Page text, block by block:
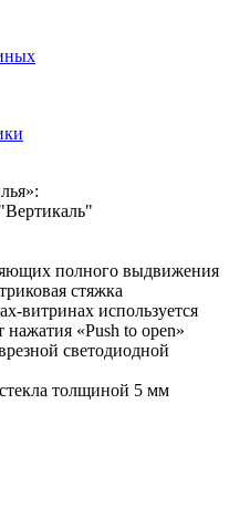
полного выдвижения
стяжка
витринах используется
нажатия «Push to open»
светодиодной
толщиной 5 мм